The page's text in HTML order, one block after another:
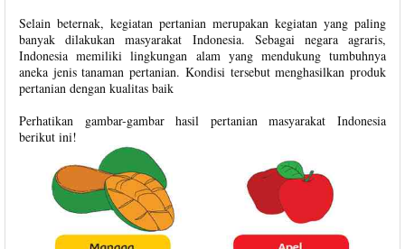
Selain beternak, kegiatan pertanian merupakan kegiatan yang paling
banyak dilakukan masyarakat Indonesia. Sebagai negara agraris,
Indonesia memiliki lingkungan alam yang mendukung tumbuhnya
aneka jenis tanaman pertanian. Kondisi tersebut menghasilkan produk
pertanian dengan kualitas baik
Perhatikan gambar-gambar hasil pertanian masyarakat Indonesia
berikut ini!